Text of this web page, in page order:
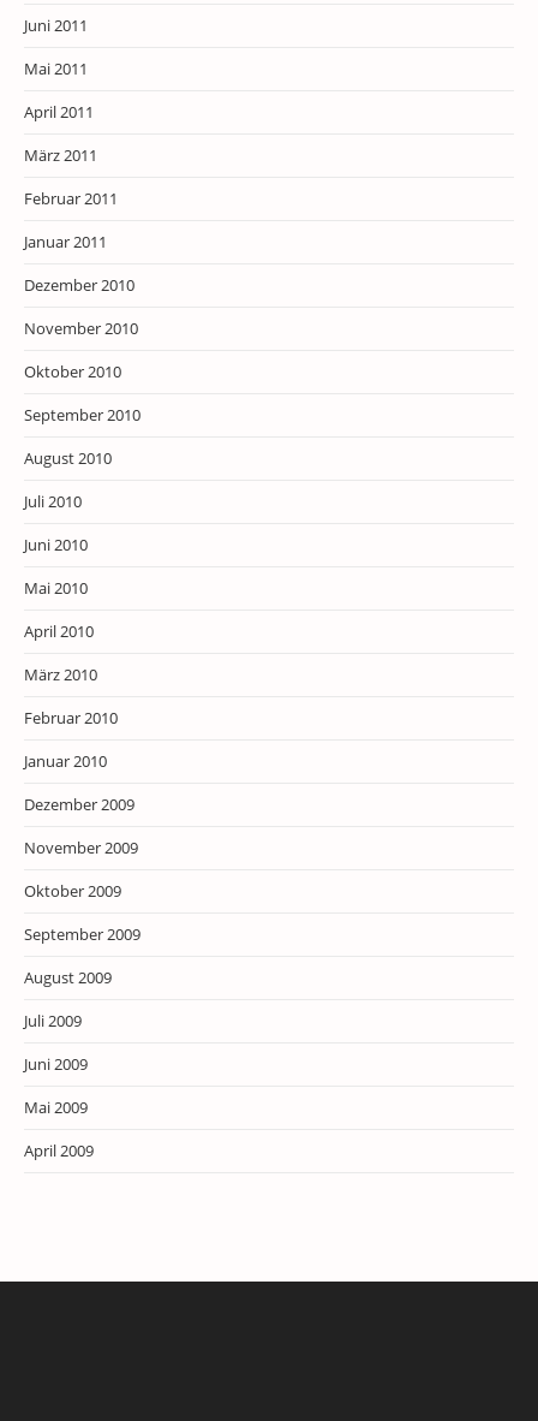
Juni 2011
Mai 2011
April 2011
März 2011
Februar 2011
Januar 2011
Dezember 2010
November 2010
Oktober 2010
September 2010
August 2010
Juli 2010
Juni 2010
Mai 2010
April 2010
März 2010
Februar 2010
Januar 2010
Dezember 2009
November 2009
Oktober 2009
September 2009
August 2009
Juli 2009
Juni 2009
Mai 2009
April 2009